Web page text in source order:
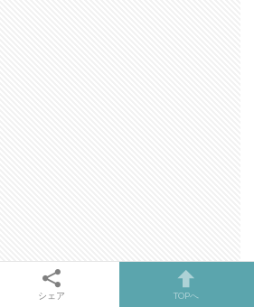
シェア TOPへ